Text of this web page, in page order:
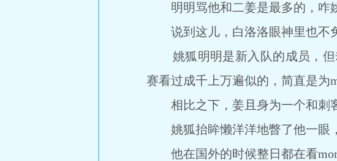
明明骂他和二姜是最多的，咋姚
说到这儿，白洛洛眼神里也不免
姚狐明明是新入队的成员，但
赛看过成千上万遍似的，简直是为
相比之下，姜且身为一个和刺
姚狐抬眸懒洋洋地瞥了他一眼，
他在国外的时候整日都在看